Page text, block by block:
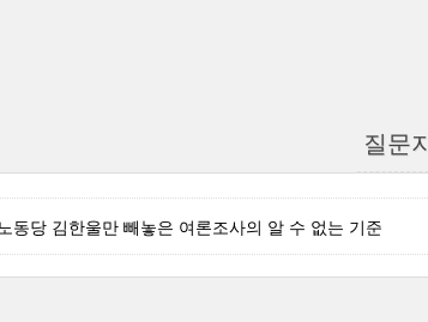
질문지
동당 김한울만 빼놓은 여론조사의 알 수 없는 기준